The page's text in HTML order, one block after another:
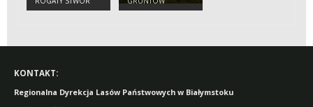
LEŚNYCH Z
KONTAKT:
Regionalna Dyrekcja Lasów Państwowych w Białymstoku